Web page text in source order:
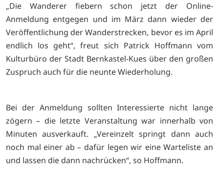
„Die Wanderer fiebern schon jetzt der Online-
Anmeldung entgegen und im März dann wieder der
Veröffentlichung der Wanderstrecken, bevor es im April
endlich los geht“, freut sich Patrick Hoffmann vom
Kulturbüro der Stadt Bernkastel-Kues über den großen
Zuspruch auch für die neunte Wiederholung.
Bei der Anmeldung sollten Interessierte nicht lange
zögern – die letzte Veranstaltung war innerhalb von
Minuten ausverkauft. „Vereinzelt springt dann auch
noch mal einer ab – dafür legen wir eine Warteliste an
und lassen die dann nachrücken“, so Hoffmann.